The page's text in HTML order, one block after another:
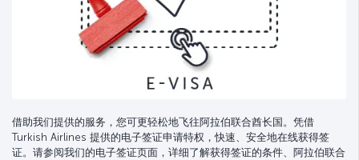
借助我们提供的服务，您可更轻松地飞往阿拉伯联合酋长国。凭借
Turkish Airlines 提供的电子签证申请特权，快速、安全地在线获得签
证。请参阅我们的电子签证页面，详细了解获得签证的条件、阿拉伯联合